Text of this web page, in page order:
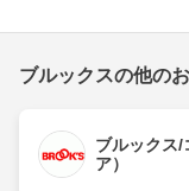
ブルックスの他の
ブルックス/
ア）